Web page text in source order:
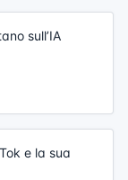
sull’IA
e la sua